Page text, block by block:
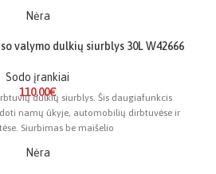
Nėra
valymo dulkių siurblys 30L W42666
Sodo įrankiai
110.00€
dulkių siurblys. Šis daugiafunkcis
namų ūkyje, automobilių dirbtuvėse ir
Siurbimas be maišelio
Nėra